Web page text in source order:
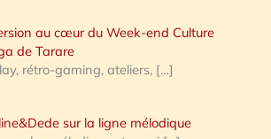
au cœur du Week-end Culture
de Tarare
rétro-gaming, ateliers, […]
sur la ligne mélodique